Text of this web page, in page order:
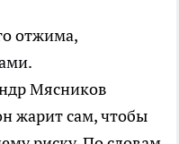
отжима,
Мясников
жарит сам, чтобы